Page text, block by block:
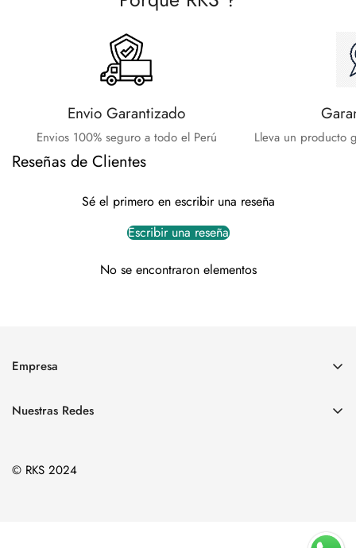
Envio Garantizado
Envios 100% seguro a todo el Perú Lleva un producto
Reseñas de Clientes
Sé el primero en escribir una reseña
Escribir una reseña
No se encontraron elementos
Empresa
Sale
Nuestras Redes
© RKS 2024